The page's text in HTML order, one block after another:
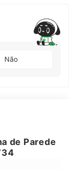
Não
de Parede